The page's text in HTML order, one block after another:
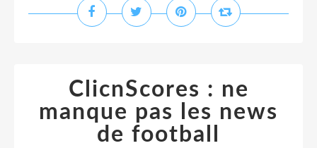
ClicnScores : ne
manque pas les news
de football